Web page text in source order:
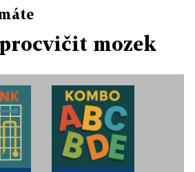
mozek